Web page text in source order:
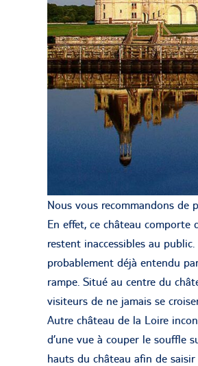
Nous vous recommandons de
En effet, ce château comporte
restent inaccessibles au
probablement déjà entendu
rampe. Situé au centre du
visiteurs de ne jamais se
Autre château de la Loire
d’une vue à couper le souffle
hauts du château afin de